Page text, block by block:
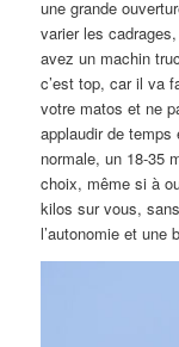
une grande
varier les
avez un machin
c’est top, car il va
votre matos et ne
applaudir de
normale, un 18-35
choix, même si à
kilos sur vous,
l’autonomie et une